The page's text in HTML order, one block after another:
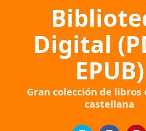
Digital
EPUB)
Gran colección de libros
castellana